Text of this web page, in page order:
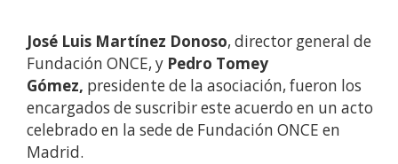
José Luis Martínez Donoso, director general de
Fundación ONCE, y Pedro Tomey
Gómez, presidente de la asociación, fueron los
encargados de suscribir este acuerdo en un acto
celebrado en la sede de Fundación ONCE en
Madrid.